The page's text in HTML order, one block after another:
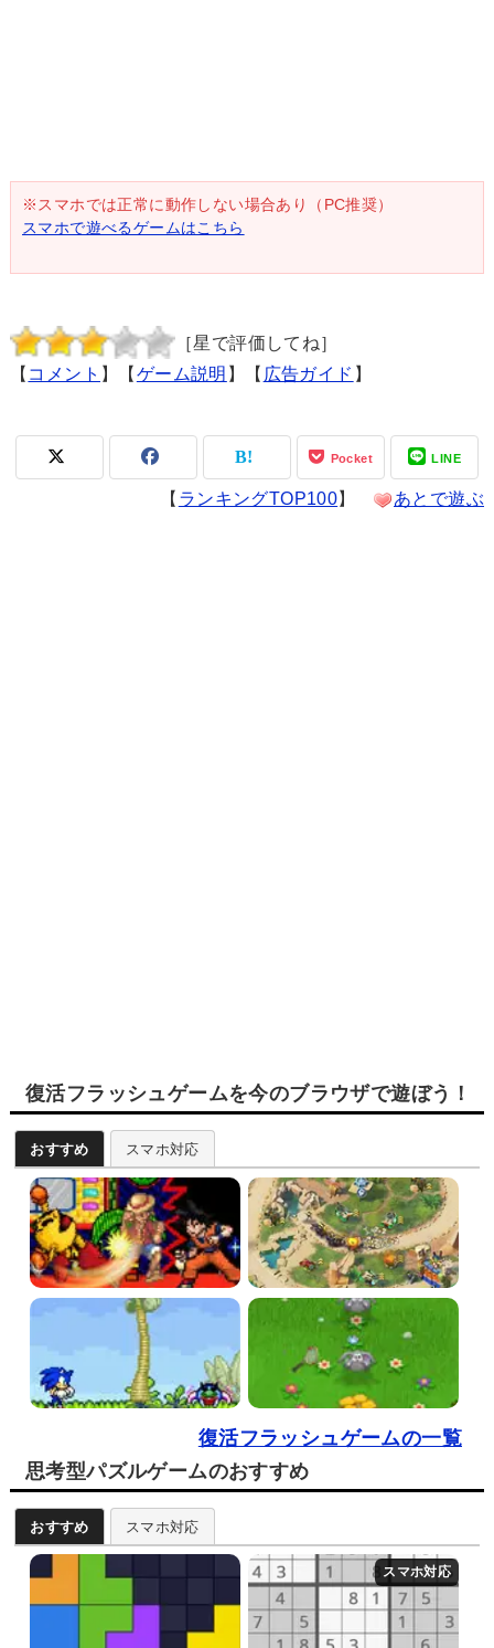
※スマホでは正常に動作しない場合あり（PC推奨）
スマホで遊べるゲームはこちら
［星で評価してね］
【 コメント 】【 ゲーム説明 】【 広告ガイド 】
Pocket LINE
【 ランキングTOP100】 あとで遊ぶ
復活フラッシュゲームを今のブラウザで遊ぼう！
おすすめ スマホ対応
復活フラッシュゲームの一覧
思考型パズルゲームのおすすめ
おすすめ スマホ対応